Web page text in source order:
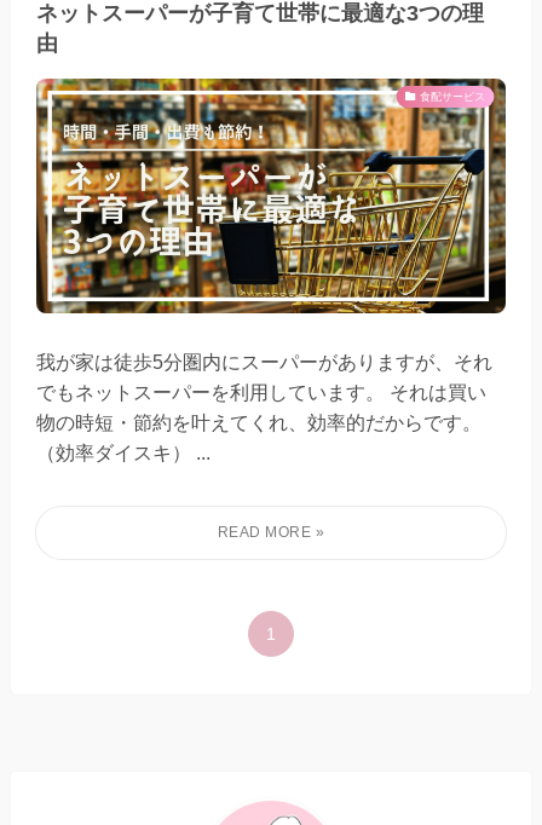
ネットスーパーが子育て世帯に最適な3つの理
由
食配サービス
我が家は徒歩5分圏内にスーパーがありますが、それ
でもネットスーパーを利用しています。 それは買い
物の時短・節約を叶えてくれ、効率的だからです。
（効率ダイスキ） ...
1